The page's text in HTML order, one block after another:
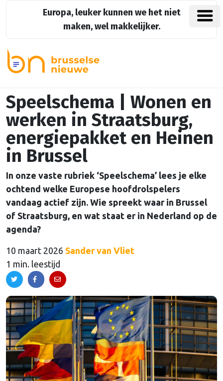
Europa, leuker kunnen we het niet
maken, wel makkelijker.
Speelschema | Wonen en
werken in Straatsburg,
energiepakket en Heinen
in Brussel
In onze vaste rubriek ‘Speelschema’ lees je elke
ochtend welke Europese hoofdrolspelers
vandaag actief zijn. Wie spreekt waar in Brussel
of Straatsburg, en wat staat er in Nederland op de
agenda?
10 maart 2026 Sander van Vliet
1 min. leestijd